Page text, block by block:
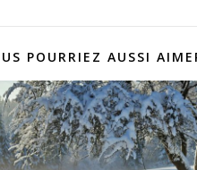
POURRIEZ AUSSI